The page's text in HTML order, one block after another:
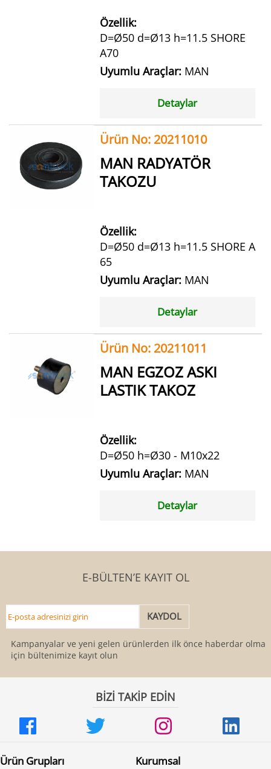
Özellik:
D=Ø50 d=Ø13 h=11.5 SHORE
A70
Uyumlu Araçlar: MAN
Detaylar
Ürün No: 20211010
MAN RADYATÖR
TAKOZU
Özellik:
D=Ø50 d=Ø13 h=11.5 SHORE A
65
Uyumlu Araçlar: MAN
Detaylar
Ürün No: 20211011
MAN EGZOZ ASKI
LASTIK TAKOZ
Özellik:
D=Ø50 h=Ø30 - M10x22
Uyumlu Araçlar: MAN
Detaylar
E-BÜLTEN’E KAYIT OL
Kampanyalar ve yeni gelen ürünlerden ilk önce haberdar olmak
için bültenimize kayıt olun
BİZİ TAKİP EDİN
Ürün Grupları Kurumsal